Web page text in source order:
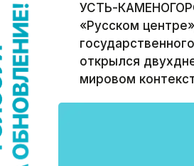
УСТЬ-
«Русском
открылся
мировом